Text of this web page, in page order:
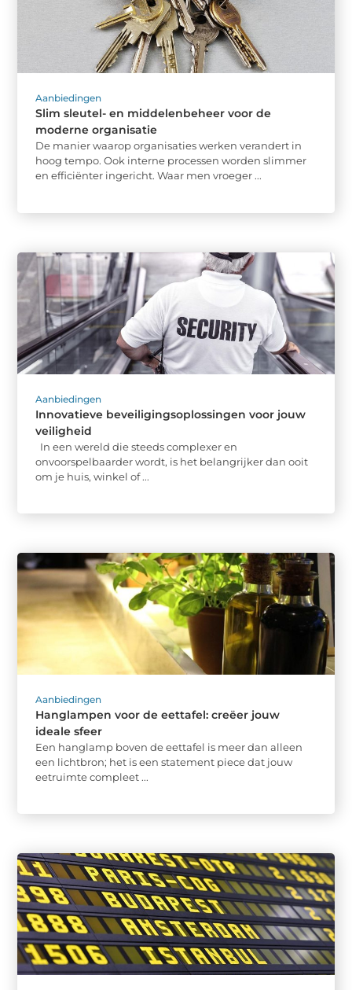
Aanbiedingen
Slim sleutel- en middelenbeheer voor de
moderne organisatie
De manier waarop organisaties werken verandert in
hoog tempo. Ook interne processen worden slimmer
en efficiënter ingericht. Waar men vroeger ...
Aanbiedingen
Innovatieve beveiligingsoplossingen voor jouw
veiligheid
In een wereld die steeds complexer en
onvoorspelbaarder wordt, is het belangrijker dan ooit
om je huis, winkel of ...
Aanbiedingen
Hanglampen voor de eettafel: creëer jouw
ideale sfeer
Een hanglamp boven de eettafel is meer dan alleen
een lichtbron; het is een statement piece dat jouw
eetruimte compleet ...